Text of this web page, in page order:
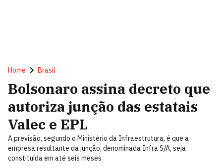
Home Brasil
Bolsonaro assina decreto que
autoriza junção das estatais
Valec e EPL
A previsão, segundo o Ministério da Infraestrutura, é que a
empresa resultante da junção, denominada Infra S/A, seja
constituída em até seis meses